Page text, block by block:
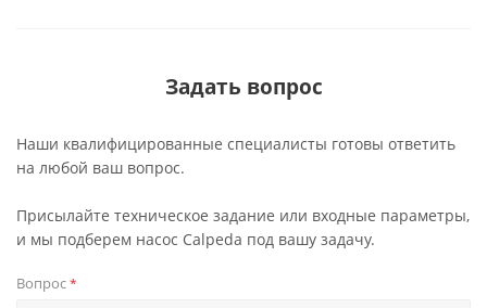
Задать вопрос
Наши квалифицированные специалисты готовы ответить
на любой ваш вопрос.
Присылайте техническое задание или входные параметры,
и мы подберем насос Calpeda под вашу задачу.
Вопрос*